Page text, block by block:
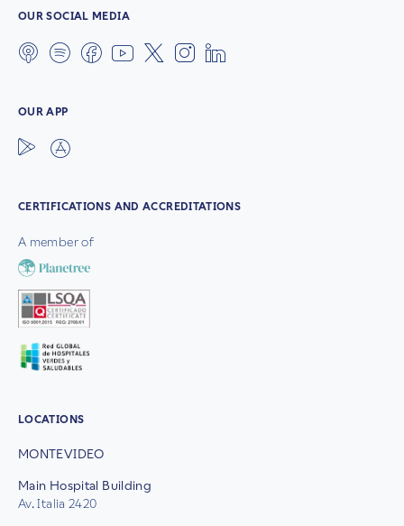
OUR SOCIAL MEDIA
OUR APP
CERTIFICATIONS AND ACCREDITATIONS
A member of
LOCATIONS
MONTEVIDEO
Main Hospital Building
Av. Italia 2420